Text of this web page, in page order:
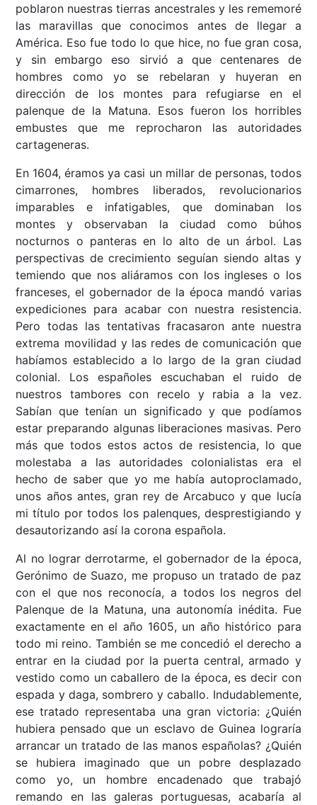
poblaron nuestras tierras ancestrales y les rememoré
las maravillas que conocimos antes de llegar a
América. Eso fue todo lo que hice, no fue gran cosa,
y sin embargo eso sirvió a que centenares de
hombres como yo se rebelaran y huyeran en
dirección de los montes para refugiarse en el
palenque de la Matuna. Esos fueron los horribles
embustes que me reprocharon las autoridades
cartageneras.
En 1604, éramos ya casi un millar de personas, todos
cimarrones, hombres liberados, revolucionarios
imparables e infatigables, que dominaban los
montes y observaban la ciudad como búhos
nocturnos o panteras en lo alto de un árbol. Las
perspectivas de crecimiento seguían siendo altas y
temiendo que nos aliáramos con los ingleses o los
franceses, el gobernador de la época mandó varias
expediciones para acabar con nuestra resistencia.
Pero todas las tentativas fracasaron ante nuestra
extrema movilidad y las redes de comunicación que
habíamos establecido a lo largo de la gran ciudad
colonial. Los españoles escuchaban el ruido de
nuestros tambores con recelo y rabia a la vez.
Sabían que tenían un significado y que podíamos
estar preparando algunas liberaciones masivas. Pero
más que todos estos actos de resistencia, lo que
molestaba a las autoridades colonialistas era el
hecho de saber que yo me había autoproclamado,
unos años antes, gran rey de Arcabuco y que lucía
mi título por todos los palenques, desprestigiando y
desautorizando así la corona española.
Al no lograr derrotarme, el gobernador de la época,
Gerónimo de Suazo, me propuso un tratado de paz
con el que nos reconocía, a todos los negros del
Palenque de la Matuna, una autonomía inédita. Fue
exactamente en el año 1605, un año histórico para
todo mi reino. También se me concedió el derecho a
entrar en la ciudad por la puerta central, armado y
vestido como un caballero de la época, es decir con
espada y daga, sombrero y caballo. Indudablemente,
ese tratado representaba una gran victoria: ¿Quién
hubiera pensado que un esclavo de Guinea lograría
arrancar un tratado de las manos españolas? ¿Quién
se hubiera imaginado que un pobre desplazado
como yo, un hombre encadenado que trabajó
remando en las galeras portuguesas, acabaría al